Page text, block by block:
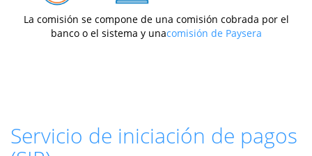
La comisión se compone de una comisión cobrada por el
banco o el sistema y unacomisión de Paysera
Servicio de iniciación de pagos